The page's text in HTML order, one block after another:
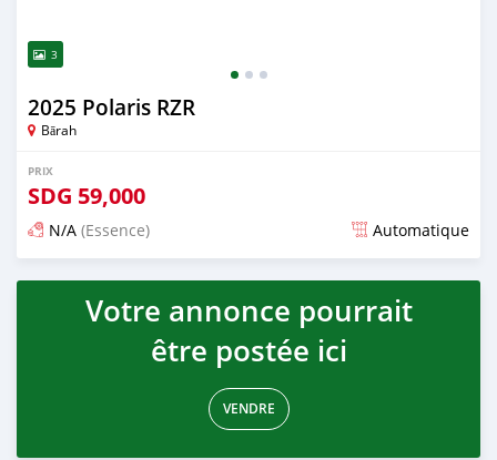
3
2025 Polaris RZR
Bārah
PRIX
SDG 59,000
N/A (Essence) Automatique
Publié il y a 2 mois
Votre annonce pourrait
être postée ici
VENDRE